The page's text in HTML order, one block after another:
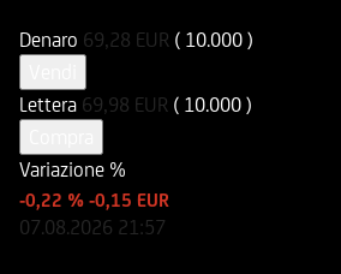
Denaro 69,28 EUR ( 10.000 )
Lettera 69,98 EUR ( 10.000 )
Variazione %
-0,22 % -0,15 EUR
07.08.2026 21:57